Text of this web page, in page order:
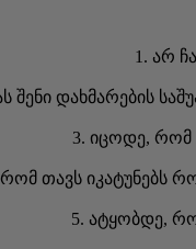
1. არ
დახმარების
3. იცოდე, რომ
თავს იკატუნებს
5. ატყობდე,